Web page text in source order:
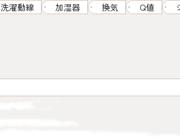
洗濯動線 加湿器 換気 Q値